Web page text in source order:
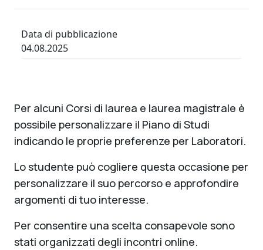
Data di pubblicazione
04.08.2025
Per alcuni Corsi di laurea e laurea magistrale è
possibile personalizzare il Piano di Studi
indicando le proprie preferenze per Laboratori.
Lo studente può cogliere questa occasione per
personalizzare il suo percorso e approfondire
argomenti di tuo interesse.
Per consentire una scelta consapevole sono
stati organizzati degli incontri online.